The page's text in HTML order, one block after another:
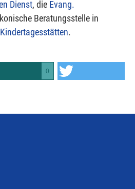
Dienst, die Evang.
Beratungsstelle in
.
0